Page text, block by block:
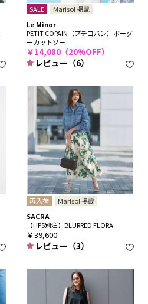
SALE
Marisol 掲載
Le Minor
PETIT COPAIN（プチコパン）ボーダ
ーカットソー
￥14,080（20%OFF）
レビュー（6）
再入荷
Marisol 掲載
SACRA
【HPS別注】BLURRED FLORA
￥39,600
レビュー（3）